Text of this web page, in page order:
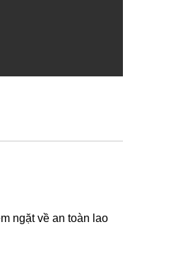
ngặt về an toàn lao